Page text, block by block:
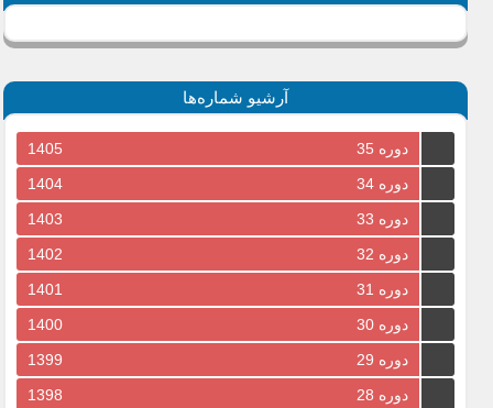
آرشیو شماره‌ها
دوره 35
1405
دوره 34
1404
دوره 33
1403
دوره 32
1402
دوره 31
1401
دوره 30
1400
دوره 29
1399
دوره 28
1398